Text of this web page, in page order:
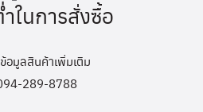
ในการสั่งซื้อ
อมูลสินค้าเพิ่มเติม
289-8788